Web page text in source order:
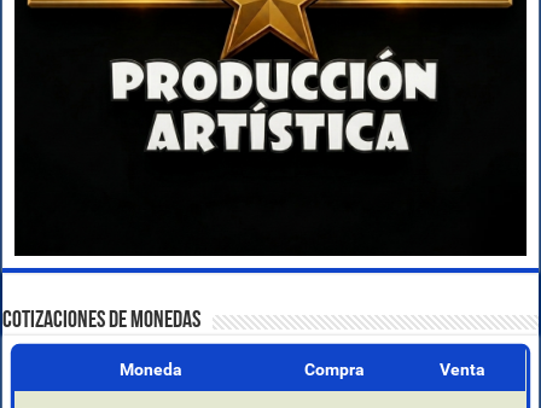
COTIZACIONES DE MONEDAS
Moneda Compra Venta